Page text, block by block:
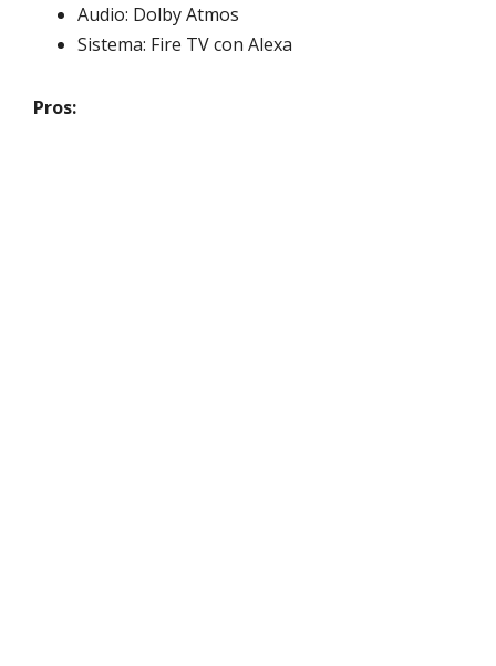
Audio: Dolby Atmos
Sistema: Fire TV con Alexa
Pros: